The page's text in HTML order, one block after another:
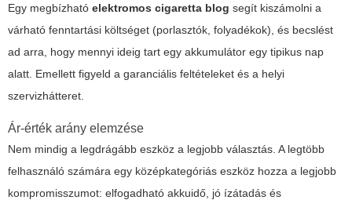
Egy megbízható elektromos cigaretta blog segít kiszámolni a
várható fenntartási költséget (porlasztók, folyadékok), és becslést
ad arra, hogy mennyi ideig tart egy akkumulátor egy tipikus nap
alatt. Emellett figyeld a garanciális feltételeket és a helyi
szervizhátteret.
Ár-érték arány elemzése
Nem mindig a legdrágább eszköz a legjobb választás. A legtöbb
felhasználó számára egy középkategóriás eszköz hozza a legjobb
kompromisszumot: elfogadható akkuidő, jó ízátadás és